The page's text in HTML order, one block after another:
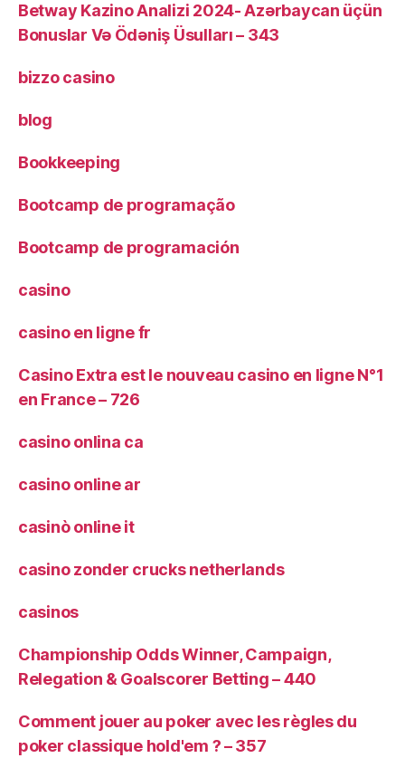
Betway Kazino Analizi 2024-️ Azərbaycan üçün
Bonuslar Və Ödəniş Üsulları – 343
bizzo casino
blog
Bookkeeping
Bootcamp de programação
Bootcamp de programación
casino
casino en ligne fr
Casino Extra est le nouveau casino en ligne N°1
en France – 726
casino onlina ca
casino online ar
casinò online it
casino zonder crucks netherlands
casinos
Championship Odds Winner, Campaign,
Relegation & Goalscorer Betting – 440
Comment jouer au poker avec les règles du
poker classique hold'em ? – 357